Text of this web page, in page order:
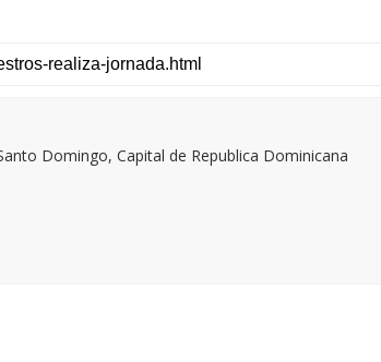
Domingo, Capital de Republica Dominicana